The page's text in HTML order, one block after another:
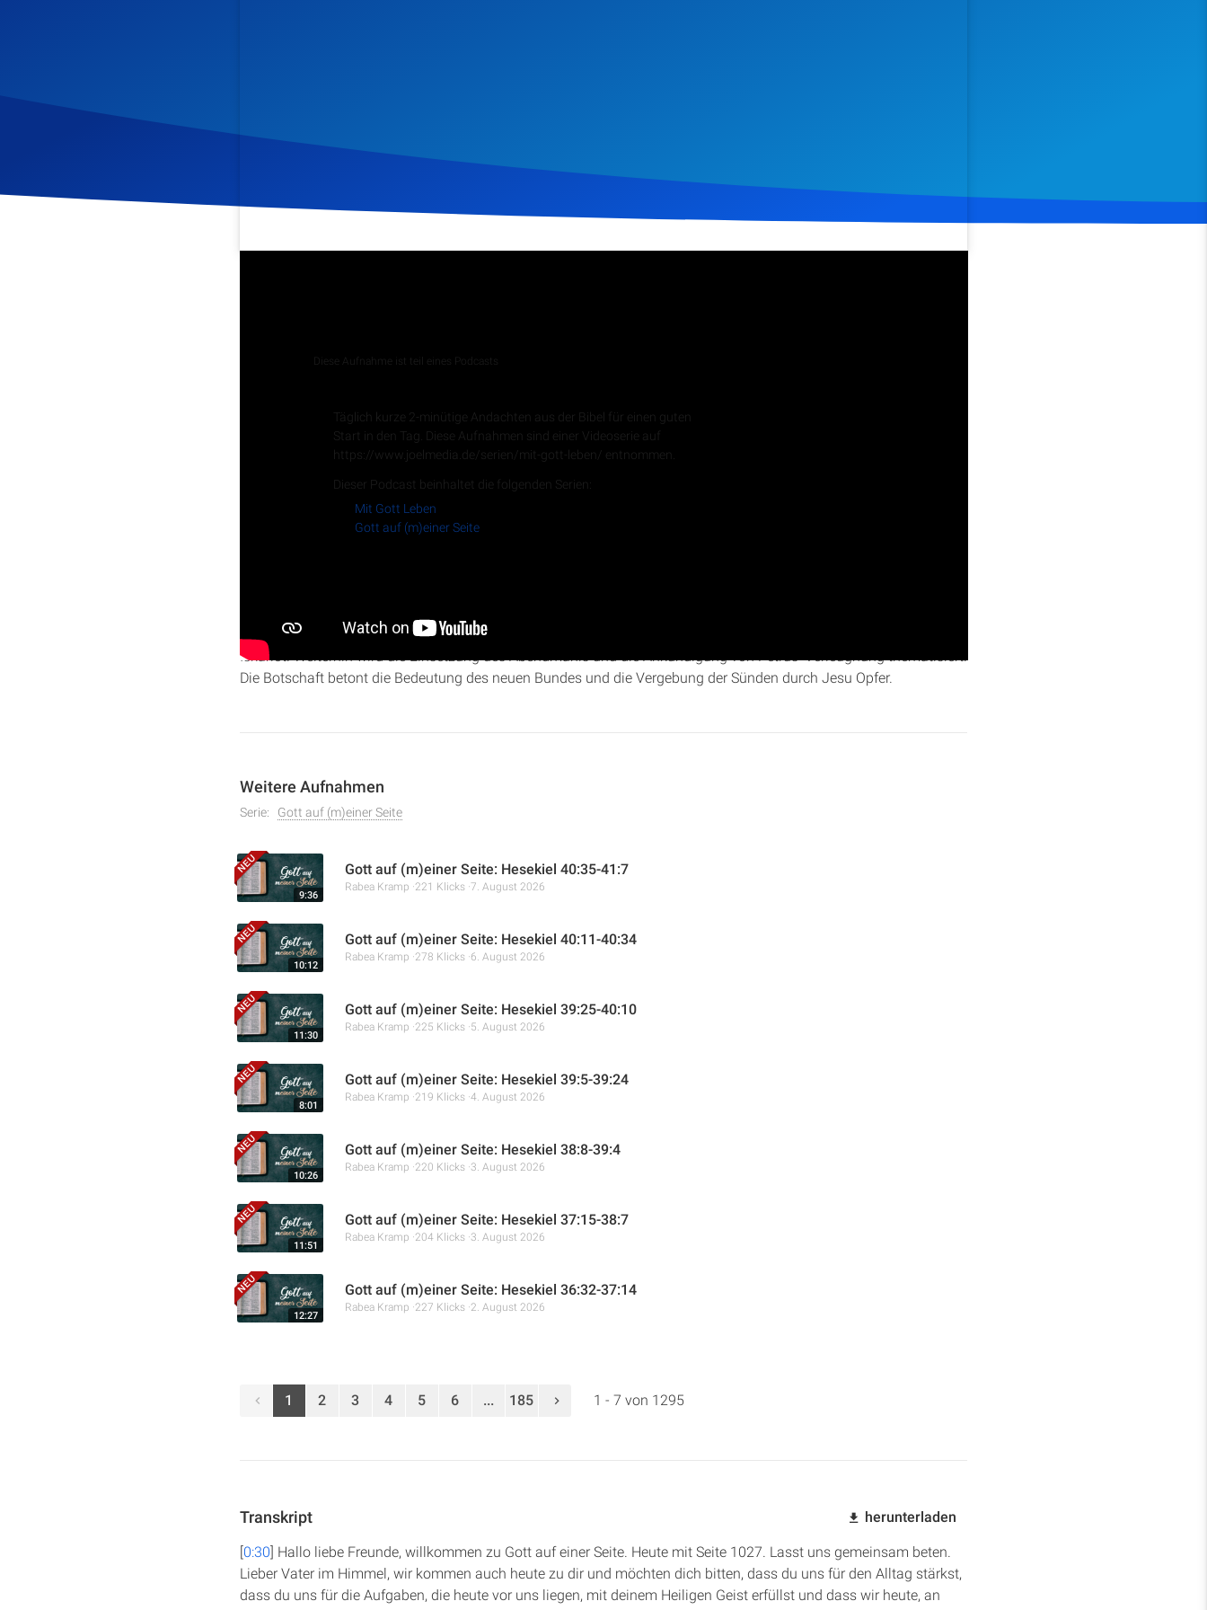
Diese Aufnahme ist teil eines Podcasts
Täglich kurze 2-minütige Andachten aus der Bibel für einen guten
Start in den Tag. Diese Aufnahmen sind einer Videoserie auf
https://www.joelmedia.de/serien/mit-gott-leben/ entnommen.
Dieser Podcast beinhaltet die folgenden Serien:
Mit Gott Leben
Gott auf (m)einer Seite
35 behandelt. Es geht um die Salbung Jesu durch eine Frau, die Reaktion der Jünger und den Verrat durch Judas
Iskariot. Weiterhin wird die Einsetzung des Abendmahls und die Ankündigung von Petrus‘ Verleugnung thematisiert.
Die Botschaft betont die Bedeutung des neuen Bundes und die Vergebung der Sünden durch Jesu Opfer.
Weitere Aufnahmen
Serie: Gott auf (m)einer Seite
9:36
Gott auf (m)einer Seite: Hesekiel 40:35-41:7
Rabea Kramp 221 Klicks 7. August 2026
10:12
Gott auf (m)einer Seite: Hesekiel 40:11-40:34
Rabea Kramp 278 Klicks 6. August 2026
11:30
Gott auf (m)einer Seite: Hesekiel 39:25-40:10
Rabea Kramp 225 Klicks 5. August 2026
8:01
Gott auf (m)einer Seite: Hesekiel 39:5-39:24
Rabea Kramp 219 Klicks 4. August 2026
10:26
Gott auf (m)einer Seite: Hesekiel 38:8-39:4
Rabea Kramp 220 Klicks 3. August 2026
11:51
Gott auf (m)einer Seite: Hesekiel 37:15-38:7
Rabea Kramp 204 Klicks 3. August 2026
12:27
Gott auf (m)einer Seite: Hesekiel 36:32-37:14
Rabea Kramp 227 Klicks 2. August 2026
1 2 3 4 5 6 ... 185 1 - 7 von 1295
Transkript herunterladen
[0:30] Hallo liebe Freunde, willkommen zu Gott auf einer Seite. Heute mit Seite 1027. Lasst uns gemeinsam beten.
Lieber Vater im Himmel, wir kommen auch heute zu dir und möchten dich bitten, dass du uns für den Alltag stärkst,
dass du uns für die Aufgaben, die heute vor uns liegen, mit deinem Heiligen Geist erfüllst und dass wir heute, an